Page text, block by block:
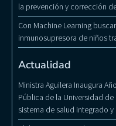
la prevención y corrección
Con Machine Learning
inmunosupresora de niños
Actualidad
Ministra Aguilera Inaugura
Pública de la Universidad
sistema de salud integrado